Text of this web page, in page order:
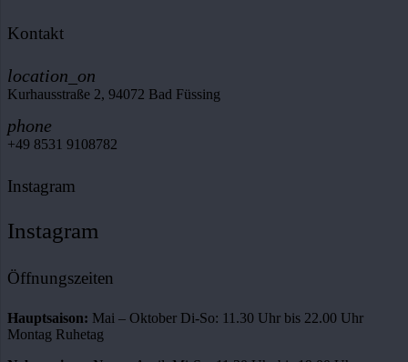
Kontakt
location_on
Kurhausstraße 2, 94072 Bad Füssing
phone
+49 8531 9108782
Instagram
Instagram
Öffnungszeiten
Hauptsaison: Mai – Oktober Di-So: 11.30 Uhr bis 22.00 Uhr
Montag Ruhetag